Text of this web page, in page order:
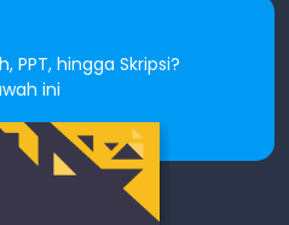
PPT, hingga Skripsi?
ini